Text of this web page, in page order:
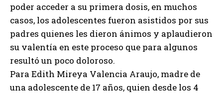
poder acceder a su primera dosis, en muchos
casos, los adolescentes fueron asistidos por sus
padres quienes les dieron ánimos y aplaudieron
su valentía en este proceso que para algunos
resultó un poco doloroso.
Para Edith Mireya Valencia Araujo, madre de
una adolescente de 17 años, quien desde los 4